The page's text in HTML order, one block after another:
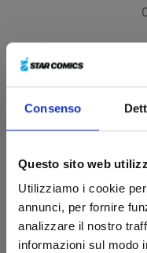
Consenso
Questo sito web
Utilizziamo i cookie
annunci, per fornire
analizzare il nostro
informazioni sul modo